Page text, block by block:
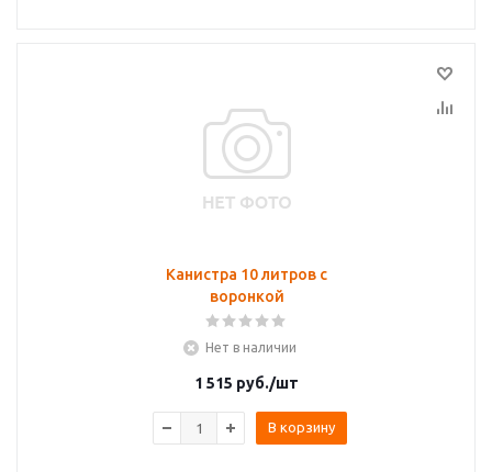
Канистра 10 литров с
воронкой
Нет в наличии
1 515 руб./шт
В корзину